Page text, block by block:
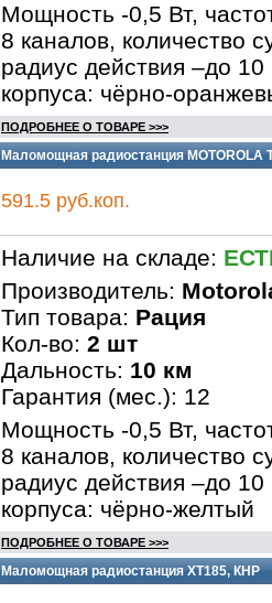
Мощность -0,5 Вт,
8 каналов, количество
радиус действия –до 10
корпуса: чёрно-
ПОДРОБНЕЕ О ТОВАРЕ >>>
Маломощная радиостанция MOTOROLA
591.5 руб.коп.
Наличие на складе:
Производитель:
Тип товара: Рация
Кол-во: 2 шт
Дальность: 10 км
Гарантия (мес.): 12
Мощность -0,5 Вт,
8 каналов, количество
радиус действия –до 10
корпуса: чёрно-желтый
ПОДРОБНЕЕ О ТОВАРЕ >>>
Маломощная радиостанция XT185, КНР